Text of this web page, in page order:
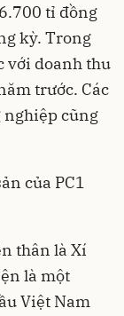
tỉ đồng
kỳ. Trong
với doanh thu
trước. Các
nghiệp cũng
của PC1
thân là Xí
là một
Việt Nam